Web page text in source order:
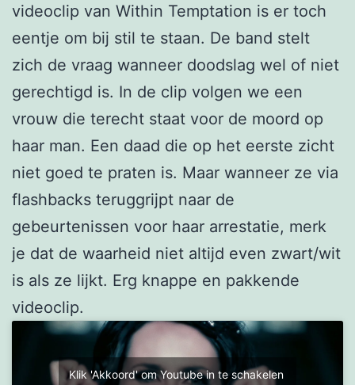
videoclip van Within Temptation is er toch
eentje om bij stil te staan. De band stelt
zich de vraag wanneer doodslag wel of niet
gerechtigd is. In de clip volgen we een
vrouw die terecht staat voor de moord op
haar man. Een daad die op het eerste zicht
niet goed te praten is. Maar wanneer ze via
flashbacks teruggrijpt naar de
gebeurtenissen voor haar arrestatie, merk
je dat de waarheid niet altijd even zwart/wit
is als ze lijkt. Erg knappe en pakkende
videoclip.
Klik 'Akkoord' om Youtube in te schakelen